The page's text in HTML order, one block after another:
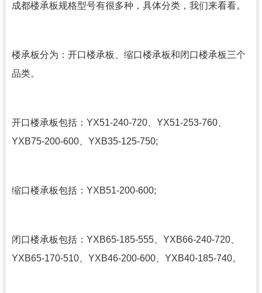
成都楼承板规格型号有很多种，具体分类，我们来看看。
楼承板分为：开口楼承板、缩口楼承板和闭口楼承板三个
品类。
开口楼承板包括：YX51-240-720、YX51-253-760、
YXB75-200-600、YXB35-125-750;
缩口楼承板包括：YXB51-200-600;
闭口楼承板包括：YXB65-185-555、YXB66-240-720、
YXB65-170-510、YXB46-200-600、YXB40-185-740。